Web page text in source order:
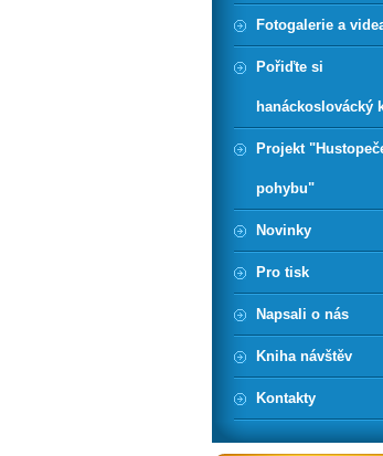
Fotogalerie a
Pořiďte si
hanáckoslovácký
Projekt
pohybu"
Novinky
Pro tisk
Napsali o nás
Kniha návštěv
Kontakty